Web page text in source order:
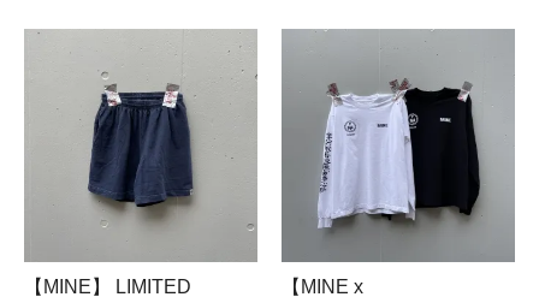
【MINE】 LIMITED
【MINE x